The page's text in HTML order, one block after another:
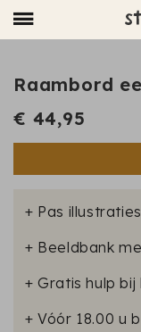
Raambord
€ 44,95
+ Pas
+ Beeldbank
+ Gratis hulp
+ Vóór 18.00 u